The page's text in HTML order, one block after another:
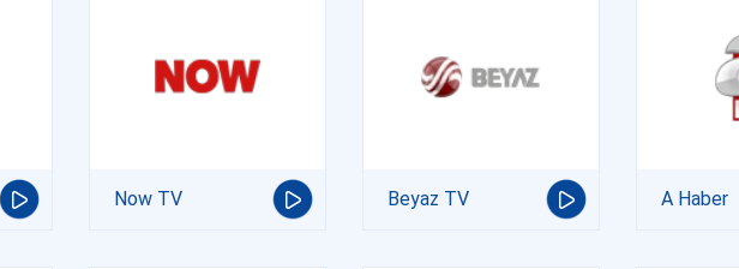
Now TV Beyaz TV A Haber